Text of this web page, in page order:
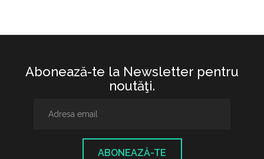
Abonează-te la Newsletter pentru
noutăţi.
ABONEAZĂ-TE